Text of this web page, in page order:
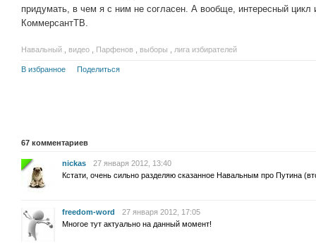
придумать, в чем я с ним не согласен. А вообще, интересный
КоммерсантТВ.
Навальный видео Парфенов выборы лига избирателей
В избранное Поделиться
67 комментариев
nickas
27 января 2012, 13:40
Кстати, очень сильно разделяю сказанное Навальным про Путина
freedom-word
27 января 2012, 17:05
Многое тут актуально на данный момент!